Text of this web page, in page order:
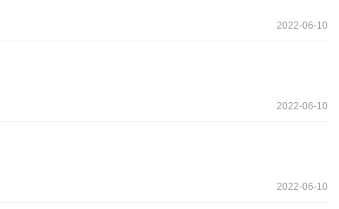
2022-06-10
2022-06-10
2022-06-10